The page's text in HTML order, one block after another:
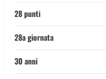
28 punti
28a giornata
30 anni